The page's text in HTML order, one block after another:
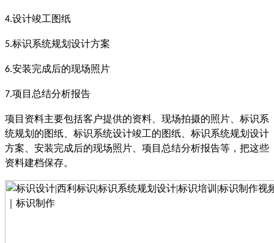
4.设计竣工图纸
5.标识系统规划设计方案
6.安装完成后的现场照片
7.项目总结分析报告
项目资料主要包括客户提供的资料、现场拍摄的照片、标识系
统规划的图纸、标识系统设计竣工的图纸、标识系统规划设计
方案、安装完成后的现场照片、项目总结分析报告等，把这些
资料建档保存。